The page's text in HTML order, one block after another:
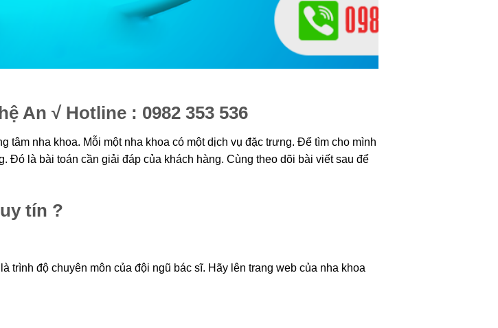
An √Hotline : 0982 353 536
nha khoa. Mỗi một nha khoa có một dịch vụ đặc trưng. Để tìm cho mình
là bài toán cần giải đáp của khách hàng. Cùng theo dõi bài viết sau để
tín ?
độ chuyên môn của đội ngũ bác sĩ. Hãy lên trang web của nha khoa